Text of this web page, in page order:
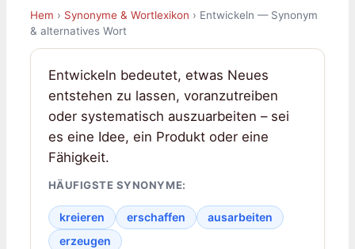
Hem › Synonyme & Wortlexikon › Entwickeln — Synonym
& alternatives Wort
Entwickeln bedeutet, etwas Neues
entstehen zu lassen, voranzutreiben
oder systematisch auszuarbeiten – sei
es eine Idee, ein Produkt oder eine
Fähigkeit.
HÄUFIGSTE SYNONYME:
kreieren erschaffen
ausarbeiten
erzeugen